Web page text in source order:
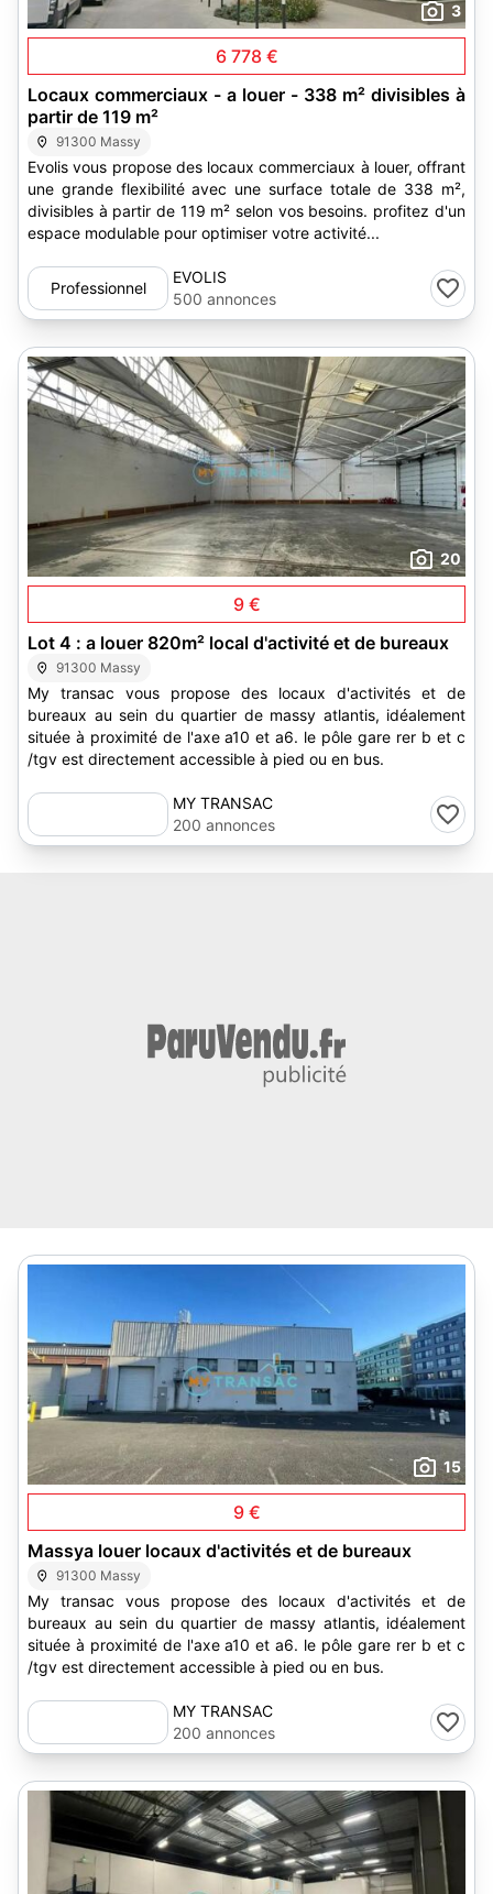
3
6 778 €
Locaux commerciaux - a louer - 338 m² divisibles à
partir de 119 m²
91300 Massy
Evolis vous propose des locaux commerciaux à louer, offrant
une grande flexibilité avec une surface totale de 338 m²,
divisibles à partir de 119 m² selon vos besoins. profitez d'un
espace modulable pour optimiser votre activité...
Professionnel
EVOLIS
500 annonces
20
9 €
Lot 4 : a louer 820m² local d'activité et de bureaux
91300 Massy
My transac vous propose des locaux d'activités et de
bureaux au sein du quartier de massy atlantis, idéalement
située à proximité de l'axe a10 et a6. le pôle gare rer b et c
/tgv est directement accessible à pied ou en bus.
MY TRANSAC
200 annonces
15
9 €
Massya louer locaux d'activités et de bureaux
91300 Massy
My transac vous propose des locaux d'activités et de
bureaux au sein du quartier de massy atlantis, idéalement
située à proximité de l'axe a10 et a6. le pôle gare rer b et c
/tgv est directement accessible à pied ou en bus.
MY TRANSAC
200 annonces